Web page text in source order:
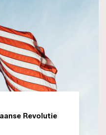
Revolutie